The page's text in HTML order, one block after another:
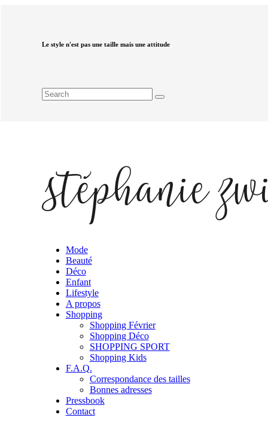
Le style n'est pas une taille mais une attitude
Mode
Beauté
Déco
Enfant
Lifestyle
A propos
Shopping
Shopping Février
Shopping Déco
SHOPPING SPORT
Shopping Kids
F.A.Q.
Correspondance des tailles
Bonnes adresses
Pressbook
Contact